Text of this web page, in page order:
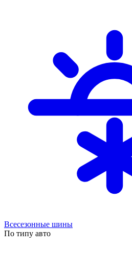
Всесезонные шины
По типу авто